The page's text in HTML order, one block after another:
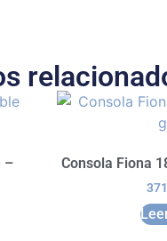
–
Consola Fiona